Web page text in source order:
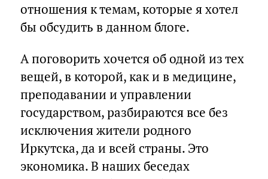
отношения к темам, которые я хотел
бы обсудить в данном блоге.
А поговорить хочется об одной из тех
вещей, в которой, как и в медицине,
преподавании и управлении
государством, разбираются все без
исключения жители родного
Иркутска, да и всей страны. Это
экономика. В наших беседах